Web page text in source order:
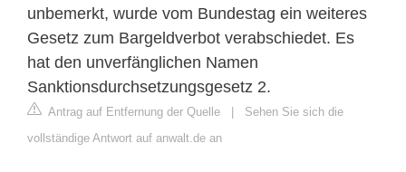
unbemerkt, wurde vom Bundestag ein weiteres
Gesetz zum Bargeldverbot verabschiedet. Es
hat den unverfänglichen Namen
Sanktionsdurchsetzungsgesetz 2.
Antrag auf Entfernung der Quelle
Sehen Sie sich die
vollständige Antwort auf anwalt.de an